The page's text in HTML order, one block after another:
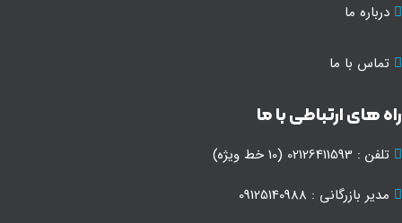
درباره ما
تماس با ما
های ارتباطی با ما
تلفن : 02126411593 (10 خط ویژه)
مدیر بازرگانی : 09125140988